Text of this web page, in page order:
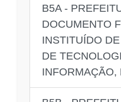
B5A -
DOCUMENTO
INSTITUÍDO
DE
INFORMAÇÃO,